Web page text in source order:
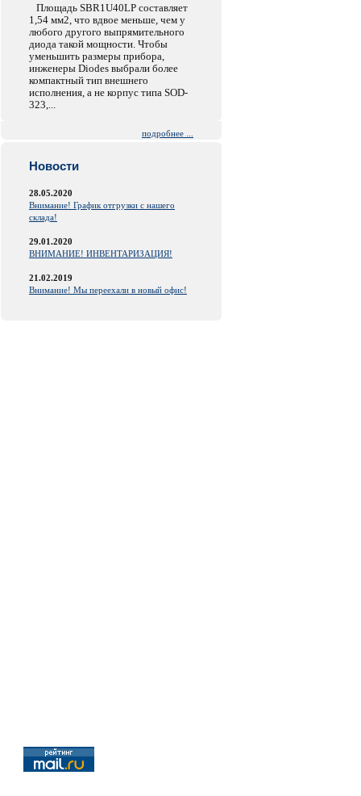
Площадь SBR1U40LP составляет
1,54 мм2, что вдвое меньше, чем у
любого другого выпрямительного
диода такой мощности. Чтобы
уменьшить размеры прибора,
инженеры Diodes выбрали более
компактный тип внешнего
исполнения, а не корпус типа SOD-
323,...
подробнее ...
Новости
28.05.2020
Внимание! График отгрузки с нашего
склада!
29.01.2020
ВНИМАНИЕ! ИНВЕНТАРИЗАЦИЯ!
21.02.2019
Внимание! Мы переехали в новый офис!